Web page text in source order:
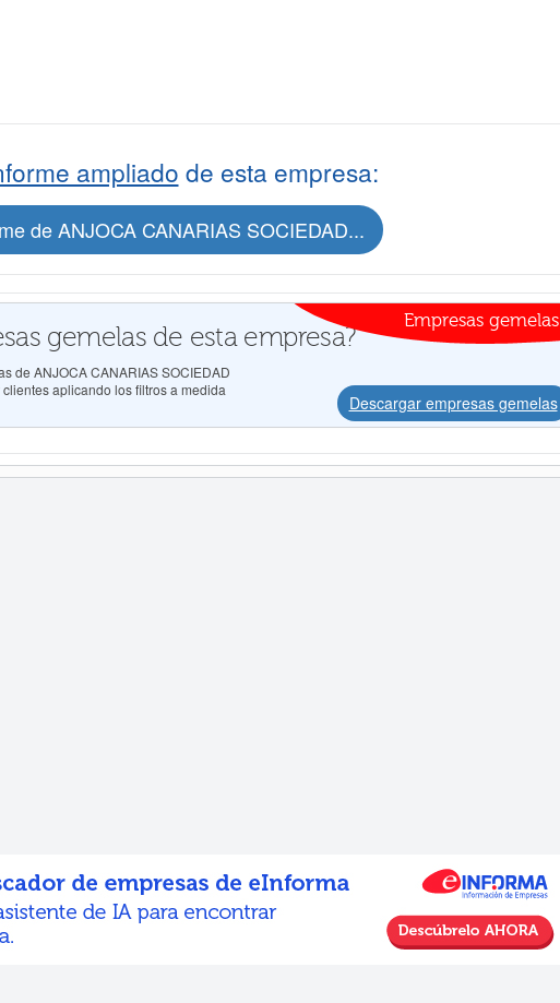
ampliado de esta empresa:
de ANJOCA CANARIAS SOCIEDAD...
Empresas gemelas
gemelas de esta empresa?
de ANJOCA CANARIAS SOCIEDAD
aplicando los filtros a medida
Descargar empresas gemelas